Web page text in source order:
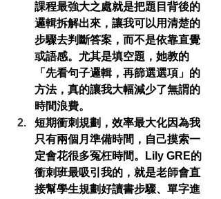
課程最強大之處就是把題目背後的
邏輯拆解出來 ，讓我可以用清楚的
步驟去判斷答案，而不是依靠直覺
或語感。尤其是填空題，她教的
「先看句子邏輯，再篩選選項」的
方法，真的讓我大幅減少了無謂的
時間浪費。
短期衝刺規劃，效率最大化因為我
只有兩個月準備時間，自己摸索一
定會花很多冤枉時間。Lily GRE的
衝刺班最吸引我的，就是老師會直
接幫學生規劃好讀書步驟、單字進